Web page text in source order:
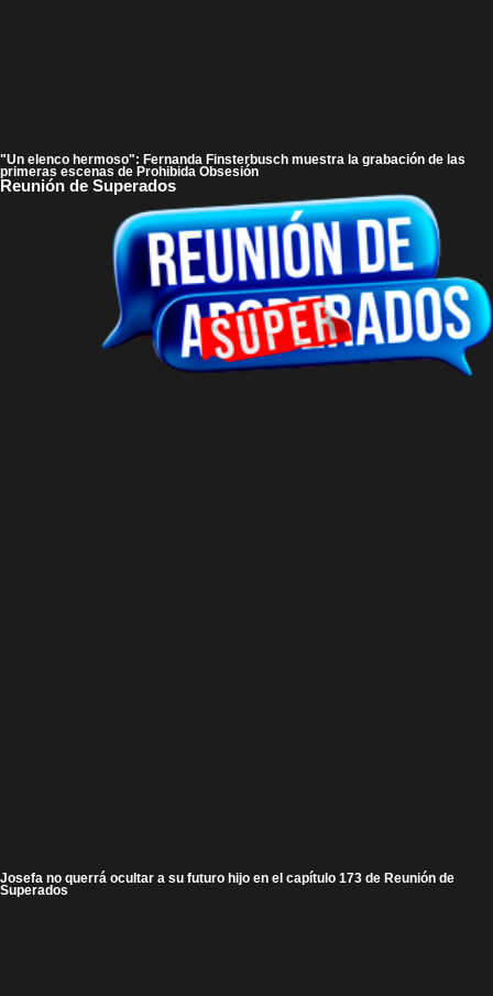
"Un elenco hermoso": Fernanda Finsterbusch muestra la grabación de las
primeras escenas de Prohibida Obsesión
Reunión de Superados
Josefa no querrá ocultar a su futuro hijo en el capítulo 173 de Reunión de
Superados